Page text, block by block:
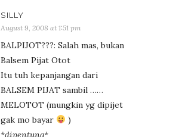
SILLY
August 9, 2008 at 1:51 pm
BALPIJOT???: Salah mas, bukan
Balsem Pijat Otot
Itu tuh kepanjangan dari
BALSEM PIJAT sambil ……
MELOTOT (mungkin yg dipijet
gak mo bayar
)
*dipentung*